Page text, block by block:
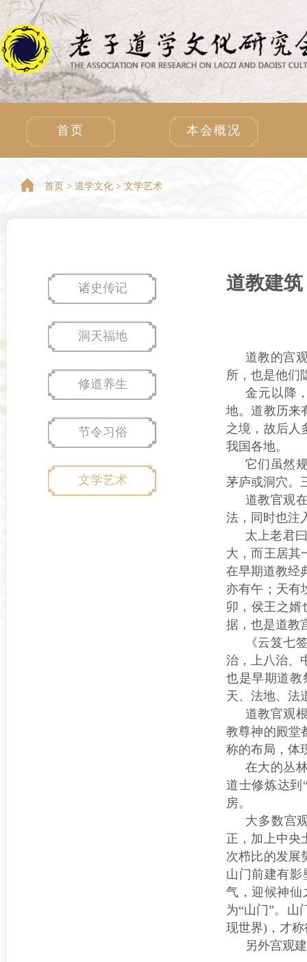
首页 本会概况
首页 > 道学文化 > 文学艺术
诸史传记
洞天福地
修道养生
节令习俗
文学艺术
道教建
道教的宫
所，也是他们
金元以降
地。道教历来
之境，故后人
我国各地。
它们虽然
茅庐或洞穴。
道教官观
法，同时也注
太上老君
大，而王居其
在早期道教经
亦有午；天有
卯，侯王之婿
据，也是道教
《云笈七
治，上八治、
也是早期道教
天、法地、法
道教官观
教尊神的殿堂
称的布局，体
在大的丛
道士修炼达到
房。
大多数宫
正，加上中央
次栉比的发展
山门前建有
气，迎候神仙
为“山门”。山
现世界)，才
另外宫观